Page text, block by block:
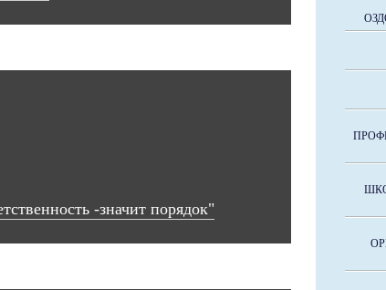
-значит порядок"